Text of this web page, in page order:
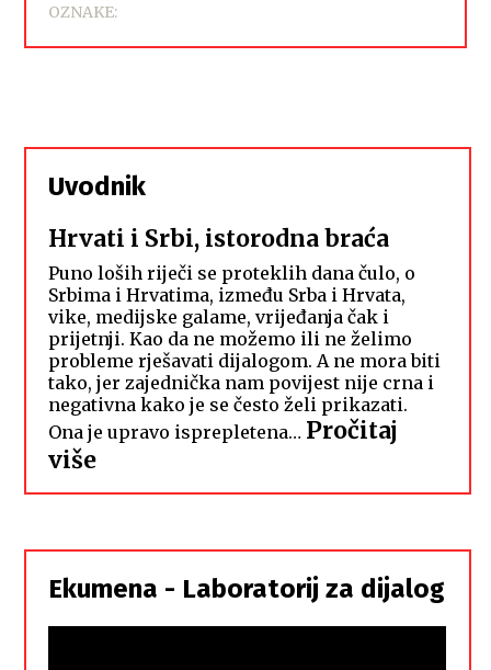
OZNAKE:
Uvodnik
Hrvati i Srbi, istorodna braća
Puno loših riječi se proteklih dana čulo, o
Srbima i Hrvatima, između Srba i Hrvata,
vike, medijske galame, vrijeđanja čak i
prijetnji. Kao da ne možemo ili ne želimo
probleme rješavati dijalogom. A ne mora biti
tako, jer zajednička nam povijest nije crna i
negativna kako je se često želi prikazati.
Ona je upravo isprepletena… Pročitaj
više:
Hrvati
Srbi,
istorodna
braća
Ekumena - Laboratorij za dijalog